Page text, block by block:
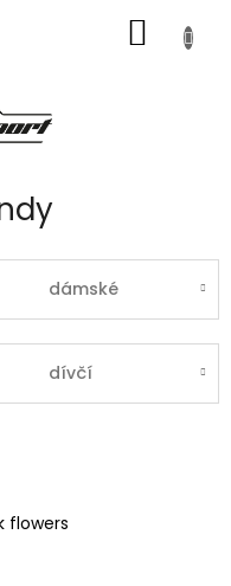
KOŠÍK
dámské
dívčí
flowers